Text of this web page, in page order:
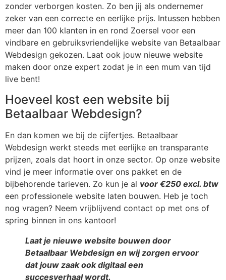
zonder verborgen kosten. Zo ben jij als ondernemer
zeker van een correcte en eerlijke prijs. Intussen hebben
meer dan 100 klanten in en rond Zoersel voor een
vindbare en gebruiksvriendelijke website van Betaalbaar
Webdesign gekozen. Laat ook jouw nieuwe website
maken door onze expert zodat je in een mum van tijd
live bent!
Hoeveel kost een website bij
Betaalbaar Webdesign?
En dan komen we bij de cijfertjes. Betaalbaar
Webdesign werkt steeds met eerlijke en transparante
prijzen, zoals dat hoort in onze sector. Op onze website
vind je meer informatie over ons pakket en de
bijbehorende tarieven. Zo kun je al voor €250 excl. btw
een professionele website laten bouwen. Heb je toch
nog vragen? Neem vrijblijvend contact op met ons of
spring binnen in ons kantoor!
Laat je nieuwe website bouwen door
Betaalbaar Webdesign en wij zorgen ervoor
dat jouw zaak ook digitaal een
succesverhaal wordt.